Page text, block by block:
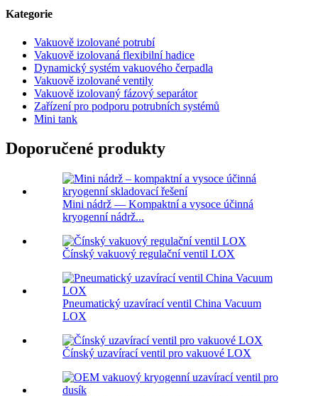
Kategorie
Vakuově izolované potrubí
Vakuově izolovaná flexibilní hadice
Dynamický systém vakuového čerpadla
Vakuově izolované ventily
Vakuově izolovaný fázový separátor
Zařízení pro podporu potrubních systémů
Mini tank
Doporučené produkty
Mini nádrž — Kompaktní a vysoce účinná
kryogenní nádrž...
Čínský vakuový regulační ventil LOX
Pneumatický uzavírací ventil China Vacuum
LOX
Čínský uzavírací ventil pro vakuové LOX